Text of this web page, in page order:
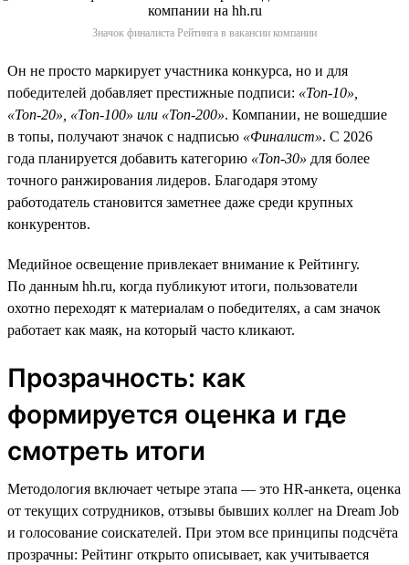
Значок финалиста Рейтинга в вакансии компании
Он не просто маркирует участника конкурса, но и для
победителей добавляет престижные подписи: «Топ-10»,
«Топ-20», «Топ-100» или «Топ-200». Компании, не вошедшие
в топы, получают значок с надписью «Финалист». С 2026
года планируется добавить категорию «Топ-30» для более
точного ранжирования лидеров. Благодаря этому
работодатель становится заметнее даже среди крупных
конкурентов.
Медийное освещение привлекает внимание к Рейтингу.
По данным hh.ru, когда публикуют итоги, пользователи
охотно переходят к материалам о победителях, а сам значок
работает как маяк, на который часто кликают.
Прозрачность: как
формируется оценка и где
смотреть итоги
Методология включает четыре этапа — это HR-анкета, оценка
от текущих сотрудников, отзывы бывших коллег на Dream Job
и голосование соискателей. При этом все принципы подсчёта
прозрачны: Рейтинг открыто описывает, как учитывается